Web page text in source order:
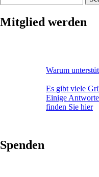
Mitglied werden
Warum
Es gibt viele
Einige
finden Sie hier
Spenden